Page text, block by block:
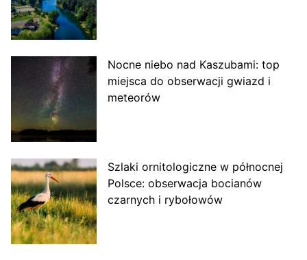
Nocne niebo nad Kaszubami: top
miejsca do obserwacji gwiazd i
meteorów
Szlaki ornitologiczne w północnej
Polsce: obserwacja bocianów
czarnych i rybołowów